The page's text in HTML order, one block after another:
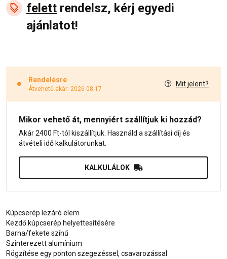
felett rendelsz, kérj egyedi
ajánlatot!
Rendelésre
Átvehető akár: 2026-08-17
Mit jelent?
Mikor vehető át, mennyiért szállítjuk ki hozzád?
Akár 2400 Ft-tól kiszállítjuk. Használd a szállítási díj és
átvételi idő kalkulátorunkat.
KALKULÁLOK
Kúpcserép lezáró elem
Kezdő kúpcserép helyettesítésére
Barna/fekete színű
Szinterezett alumínium
Rögzítése egy ponton szegezéssel, csavarozással